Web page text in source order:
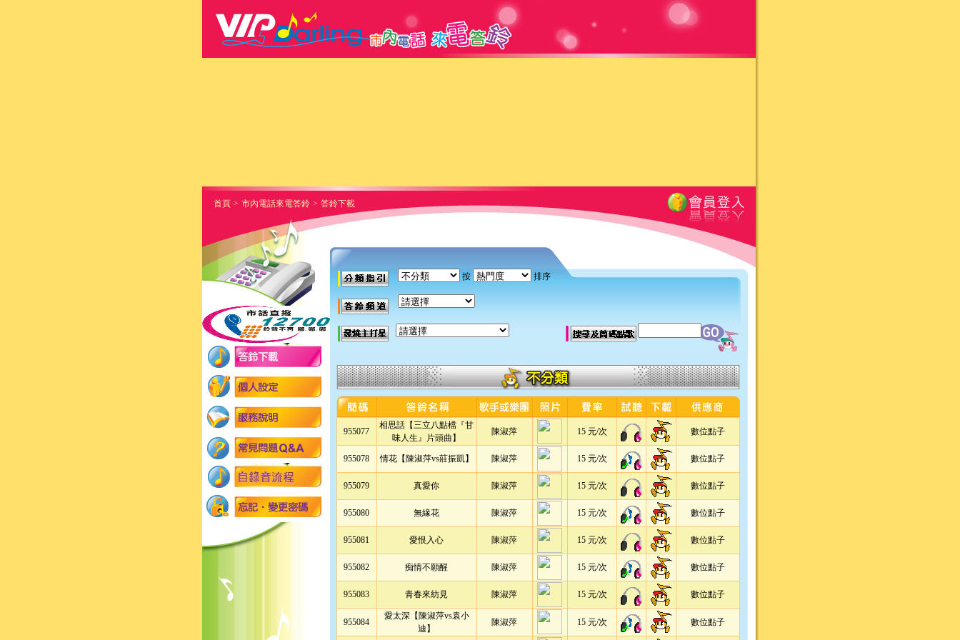
首頁 > 市內電話來電答鈴 > 答鈴下載
按 排序
955077
相思話【三立八點檔『甘
味人生』片頭曲】
陳淑萍 15 元/次 數位點子
955078 情花【陳淑萍vs莊振凱】 陳淑萍 15 元/次 數位點子
955079 真愛你 陳淑萍 15 元/次 數位點子
955080 無緣花 陳淑萍 15 元/次 數位點子
955081 愛恨入心 陳淑萍 15 元/次 數位點子
955082 痴情不願醒 陳淑萍 15 元/次 數位點子
955083 青春來紡見 陳淑萍 15 元/次 數位點子
955084
愛太深【陳淑萍vs袁小
迪】
陳淑萍 15 元/次 數位點子